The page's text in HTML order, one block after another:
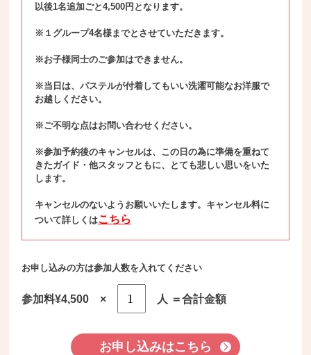
以後1名追加ごと4,500円となります。
※１グループ4名様までとさせていただきます。
※お子様同士のご参加はできません。
※当日は、パステルが付着してもいい洗濯可能なお洋服で
お越しください。
※ご不明な点はお問い合わせください。
※参加予約後のキャンセルは、この日の為に準備を重ねて
きたガイド・他スタッフともに、とても悲しい思いをいた
します。
キャンセルのないようお願いいたします。キャンセル料に
ついて詳しくはこちら
お申し込みの方は参加人数を入れてください
参加料¥4,500 × 人 ＝合計金額
お申し込みはこちら